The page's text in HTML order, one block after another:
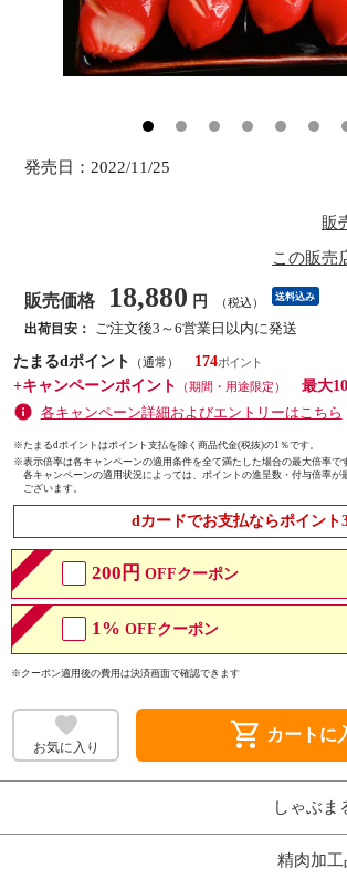
発売日： 2022/11/25
販
この販売
販売価格 18,880 円 （税込） 送料込み
出荷目安：
ご注文後3～6営業日以内に発送
たまるdポイント
（通常）
174
+キャンペーンポイント
（期間・用途限定）
最大
各キャンペーン詳細およびエントリーはこちら
※たまるdポイントはポイント支払を除く商品代金(税抜)の1％です。
※表示倍率は各キャンペーンの適用条件を全て満たした場合の最大倍率で
各キャンペーンの適用状況によっては、ポイントの進呈数・付与倍率が
ございます。
dカードでお支払ならポイント
200円 OFFクーポン
1% OFFクーポン
※クーポン適用後の費用は決済画面で確認できます
お気に入り shopping_cart カートに
しゃぶま
精肉加工